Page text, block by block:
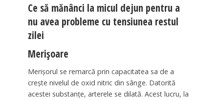
Ce să mănânci la micul dejun pentru a
nu avea probleme cu tensiunea restul
zilei
Merișoare
Merișorul se remarcă prin capacitatea sa de a
crește nivelul de oxid nitric din sânge. Datorită
acestei substanțe, arterele se dilată. Acest lucru, la